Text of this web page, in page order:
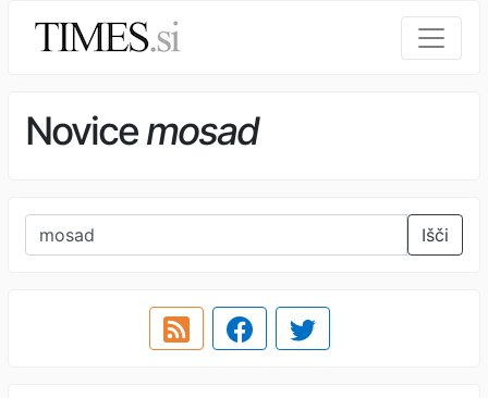
Novicemosad
Išči